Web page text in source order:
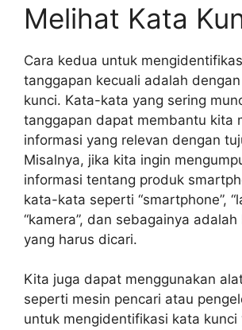
Melihat Kata
Cara kedua untuk
tanggapan kecuali adalah
kunci. Kata-kata yang sering
tanggapan dapat membantu kita
informasi yang relevan dengan
Misalnya, jika kita ingin
informasi tentang produk
kata-kata seperti “smartphone”,
“kamera”, dan sebagainya
yang harus dicari.
Kita juga dapat menggunakan
seperti mesin pencari atau
untuk mengidentifikasi kata kunci